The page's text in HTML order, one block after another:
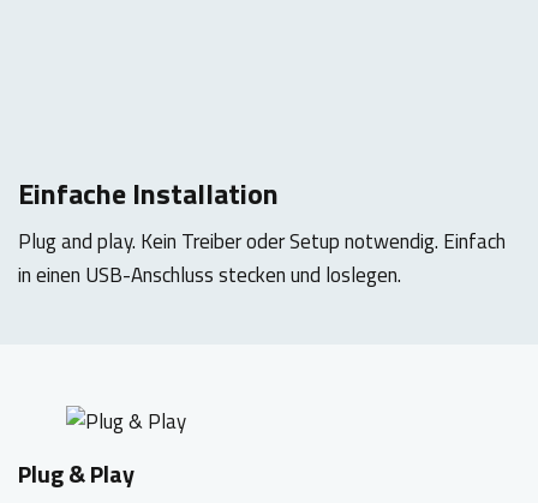
Einfache Installation
Plug and play. Kein Treiber oder Setup notwendig. Einfach
in einen USB-Anschluss stecken und loslegen.
Plug & Play